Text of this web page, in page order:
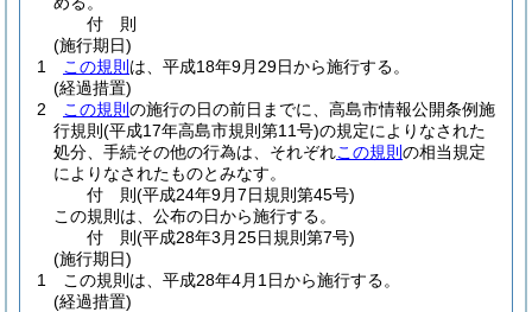
付 則
(施行期日)
1
この規則 は、平成18年9月29日から施行する。
(経過措置)
2
この規則 の施行の日の前日までに、高島市情報公開条例施
行規則 (平成17年高島市規則第11号)の規定によりなされた
処分、手続その他の行為は、それぞれこの規則 の相当規定
によりなされたものとみなす。
付 則(平成24年9月7日規則第45号)
この規則は、公布の日から施行する。
付 則(平成28年3月25日規則第7号)
(施行期日)
1
この規則は、平成28年4月1日から施行する。
(経過措置)